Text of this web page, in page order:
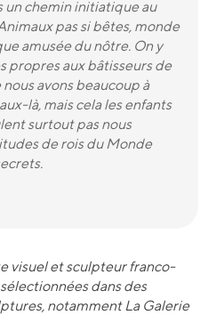
un chemin initiatique au
pas si bêtes, monde
amusée du nôtre. On y
propres aux bâtisseurs de
avons beaucoup à
là, mais cela les enfants
surtout pas nous
de rois du Monde
visuel et sculpteur franco-
dans des
notamment La Galerie